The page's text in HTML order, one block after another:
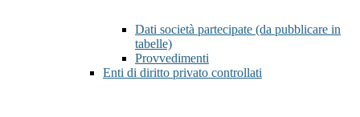
Dati società partecipate (da pubblicare in
tabelle)
Provvedimenti
Enti di diritto privato controllati